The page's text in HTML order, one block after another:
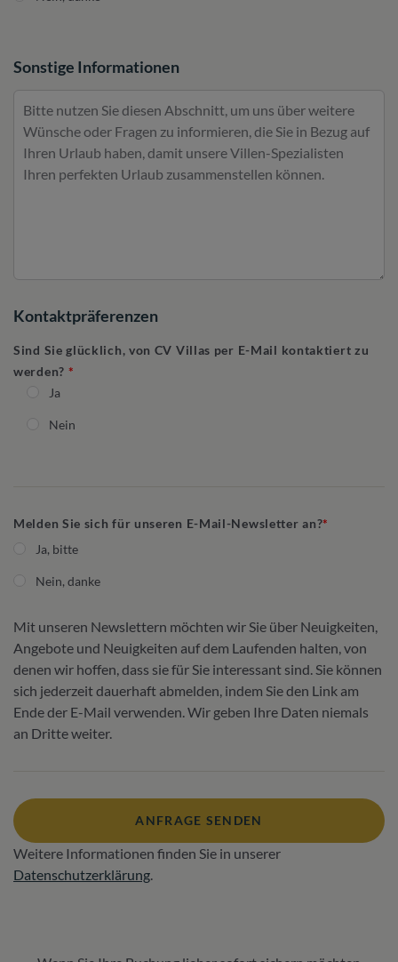
Sonstige Informationen
Kontaktpräferenzen
Sind Sie glücklich, von CV Villas per E-Mail kontaktiert zu
werden?
Ja
Nein
Melden Sie sich für unseren E-Mail-Newsletter an?
Ja, bitte
Nein, danke
Mit unseren Newslettern möchten wir Sie über Neuigkeiten,
Angebote und Neuigkeiten auf dem Laufenden halten, von
denen wir hoffen, dass sie für Sie interessant sind. Sie können
sich jederzeit dauerhaft abmelden, indem Sie den Link am
Ende der E-Mail verwenden. Wir geben Ihre Daten niemals
an Dritte weiter.
ANFRAGE SENDEN
Weitere Informationen finden Sie in unserer
Datenschutzerklärung.